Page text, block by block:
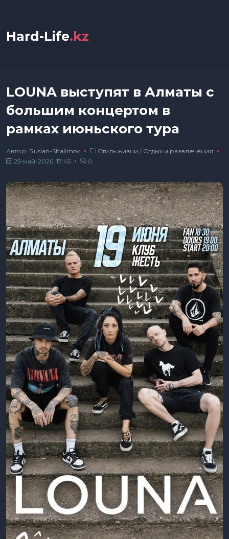
Hard-Life.kz
LOUNA выступят в Алматы с
большим концертом в
рамках июньского тура
Автор: Ruslan-Shalimov Стиль жизни / Отдых и развлечения
25-май-2026, 17:45
0